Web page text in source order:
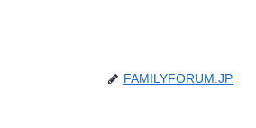
FAMILYFORUM.JP